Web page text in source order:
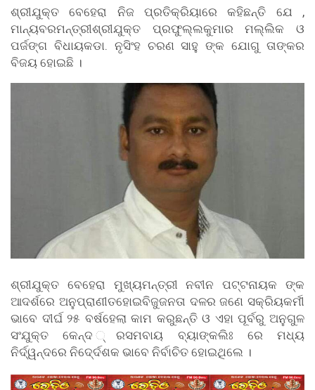
ଶ୍ରୀଯୁକ୍ତ ବେହେରା ନିଜ ପ୍ରତିକ୍ରିୟାରେ କହିଛନ୍ତି ଯେ ,
ମାନ୍ୟବରମନ୍ତ୍ରୀଶ୍ରୀଯୁକ୍ତ ପ୍ରଫୁଲ୍ଲକୁମାର ମଲ୍ଲିକ ଓ
ପର୍ଜଙ୍ଗ ବିଧାୟକଡା. ନୃସିଂହ ଚରଣ ସାହୁ ଙ୍କ ଯୋଗୁ ତାଙ୍କର
ବିଜୟ ହୋଇଛି ।
ଶ୍ରୀଯୁକ୍ତ ବେହେରା ମୁଖ୍ୟମନ୍ତ୍ରୀ ନବୀନ ପଟ୍ଟନାୟକ ଙ୍କ
ଆଦର୍ଶରେ ଅନୁପ୍ରାଣୀତହୋଇବିଜୁଜନତା ଦଳର ଜଣେ ସକ୍ରିୟକର୍ମୀ
ଭାବେ ଦୀର୍ଘ ୨୫ ବର୍ଷହେଲା କାମ କରୁଛନ୍ତି ଓ ଏହା ପୂର୍ବରୁ ଅନୁଗୁଳ
ସଂଯୁକ୍ତ କେନ୍ଦ ୍ରସମବାୟ ବ୍ୟାଙ୍କଲିଃ ରେ ମଧ୍ୟ
ନିର୍ଦ୍ୱନ୍ଦରେ ନିଦେ୍ର୍ଦଶକ ଭାବେ ନିର୍ବାଚିତ ହୋଇଥିଲେ ।